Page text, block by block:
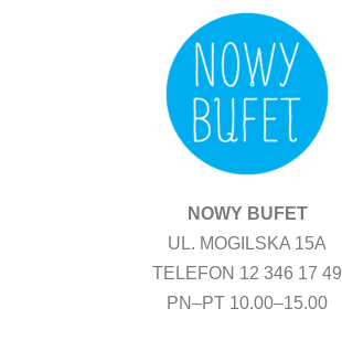
NOWY BUFET
UL. MOGILSKA 15A
TELEFON 12 346 17 49
PN–PT 10.00–15.00